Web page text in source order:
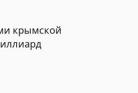
крымской